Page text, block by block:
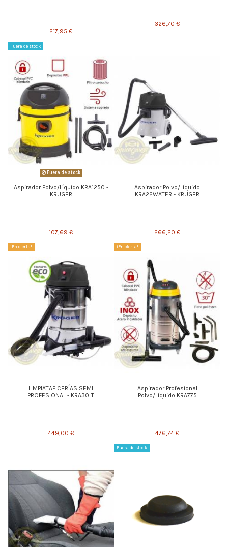
217,95 €
326,70 €
Fuera de stock
Fuera de stock
Aspirador Polvo/Líquido KRA1250 -
KRUGER
107,69 €
Aspirador Polvo/Líquido
KRA22WATER - KRUGER
266,20 €
¡En oferta!
LIMPIATAPICERÍAS SEMI
PROFESIONAL - KRA30LT
449,00 €
¡En oferta!
Aspirador Profesional
Polvo/Líquido KRA775
476,74 €
Fuera de stock